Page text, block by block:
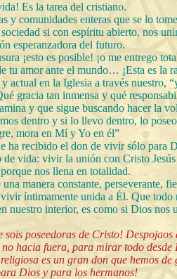
Es la tarea del cristiano.
y comunidades enteras que se lo
si con espíritu abierto, nos
esperanzadora del futuro.
¡esto es posible! ¡o me entrego
tu amor ante el mundo… ¡Esta es la
actual en la Iglesia a través
gracia tan inmensa y qué
y que sigue buscando hacer la
dentro y si lo llevo dentro, lo
mora en Mí y Yo en él”
ha recibido el don de vivir sólo para
de vida: vivir la unión con Cristo
nos llena en totalidad.
una manera constante, perseverante,
vivir íntimamente unida a Él. Que
nuestro interior, es como si Dios
sois poseedoras de Cristo!
hacia fuera, para mirar todo
es un gran don que hemos
Dios y para los hermanos!